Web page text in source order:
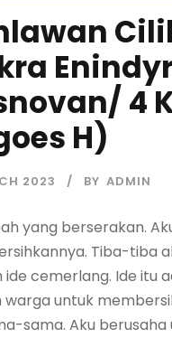
4
H)
2023 BY ADMIN
yang berserakan.
Tiba-tiba
ide cemerlang. Ide itu
warga untuk
sama. Aku